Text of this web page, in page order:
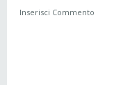
Inserisci Commento